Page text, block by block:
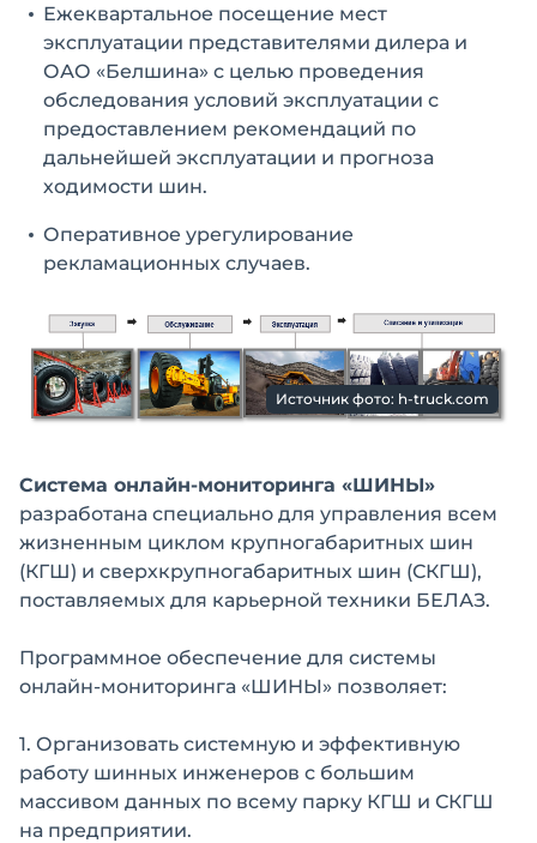
Ежеквартальное посещение мест
эксплуатации представителями дилера и
ОАО «Белшина» с целью проведения
обследования условий эксплуатации с
предоставлением рекомендаций по
дальнейшей эксплуатации и прогноза
ходимости шин.
Оперативное урегулирование
рекламационных случаев.
Источник фото: h-truck.com
Система онлайн-мониторинга «ШИНЫ»
разработана специально для управления всем
жизненным циклом крупногабаритных шин
(КГШ) и сверхкрупногабаритных шин (СКГШ),
поставляемых для карьерной техники БЕЛАЗ.
Программное обеспечение для системы
онлайн-мониторинга «ШИНЫ» позволяет:
1. Организовать системную и эффективную
работу шинных инженеров с большим
массивом данных по всему парку КГШ и СКГШ
на предприятии.